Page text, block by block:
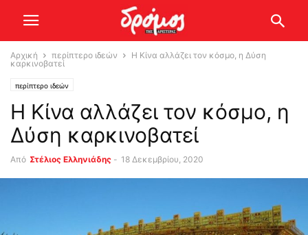
Αρχική περίπτερο ιδεών
Η Κίνα αλλάζει τον κόσμο, η Δύση
καρκινοβατεί
περίπτερο ιδεών
Η Κίνα αλλάζει τον κόσμο, η
Δύση καρκινοβατεί
Από Στέλιος Ελληνιάδης - 18 Δεκεμβρίου, 2020